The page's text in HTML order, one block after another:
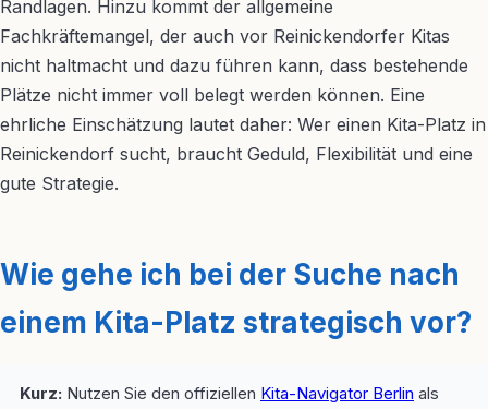
Randlagen. Hinzu kommt der allgemeine
Fachkräftemangel, der auch vor Reinickendorfer Kitas
nicht haltmacht und dazu führen kann, dass bestehende
Plätze nicht immer voll belegt werden können. Eine
ehrliche Einschätzung lautet daher: Wer einen Kita-Platz in
Reinickendorf sucht, braucht Geduld, Flexibilität und eine
gute Strategie.
Wie gehe ich bei der Suche nach
einem Kita-Platz strategisch vor?
Kurz: Nutzen Sie den offiziellen Kita-Navigator Berlin als